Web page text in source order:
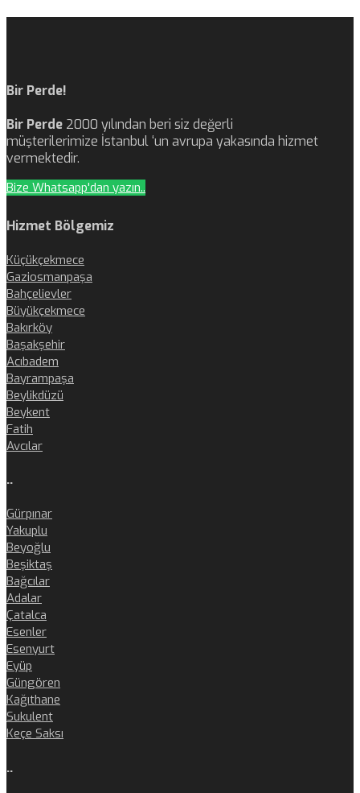
Bir Perde!
Bir Perde 2000 yılından beri siz değerli
müşterilerimize İstanbul ‘un avrupa yakasında hizmet
vermektedir.
Bize Whatsapp'dan yazın..
Hizmet Bölgemiz
Küçükçekmece
Gaziosmanpaşa
Bahçelievler
Büyükçekmece
Bakırköy
Başakşehir
Acıbadem
Bayrampaşa
Beylikdüzü
Beykent
Fatih
Avcılar
..
Gürpınar
Yakuplu
Beyoğlu
Beşiktaş
Bağcılar
Adalar
Çatalca
Esenler
Esenyurt
Eyüp
Güngören
Kağıthane
Sukulent
Keçe Saksı
..